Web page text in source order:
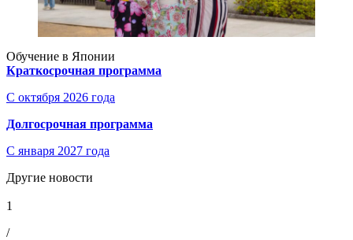
Обучение в Японии
Краткосрочная программа
С октября 2026 года
Долгосрочная программа
С января 2027 года
Другие новости
1
/